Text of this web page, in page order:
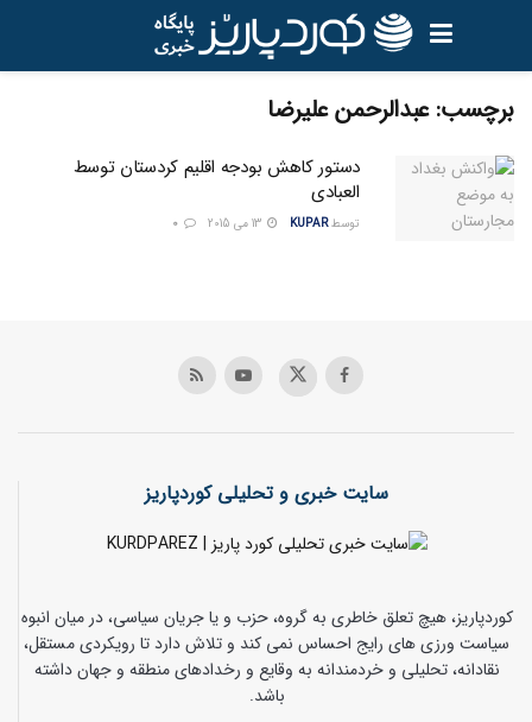
برچسب:عبدالرحمن عليرضا
دستور کاهش بودجه اقلیم کردستان توسط
العبادی
توسط KUPAR
سایت خبری و تحلیلی کوردپاریز
کوردپاریز، هیچ تعلق خاطری به گروه، حزب و یا جریان سیاسی، در میان انبوه
سیاست ورزی های رایج احساس نمی کند و تلاش دارد تا رویکردی مستقل،
نقادانه، تحلیلی و خردمندانه به وقایع و رخدادهای منطقه و جهان داشته
باشد.